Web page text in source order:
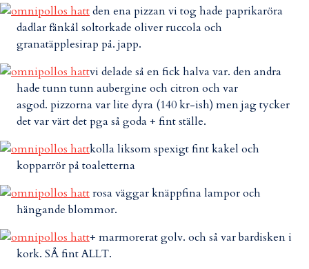
den ena pizzan vi tog hade paprikaröra
dadlar fänkål soltorkade oliver ruccola och
granatäpplesirap på. japp.
vi delade så en fick halva var. den andra
hade tunn tunn aubergine och citron och var
asgod. pizzorna var lite dyra (140 kr-ish) men jag tycker
det var värt det pga så goda + fint ställe.
kolla liksom spexigt fint kakel och
kopparrör på toaletterna
rosa väggar knäppfina lampor och
hängande blommor.
+ marmorerat golv. och så var bardisken i
kork. SÅ fint ALLT.